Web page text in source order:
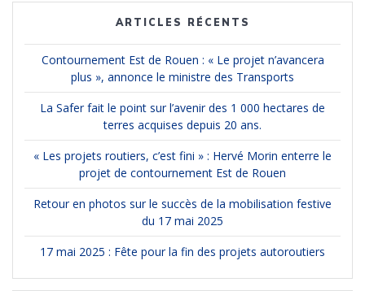
ARTICLES RÉCENTS
Contournement Est de Rouen : « Le projet n’avancera
plus », annonce le ministre des Transports
La Safer fait le point sur l’avenir des 1 000 hectares de
terres acquises depuis 20 ans.
« Les projets routiers, c’est fini » : Hervé Morin enterre le
projet de contournement Est de Rouen
Retour en photos sur le succès de la mobilisation festive
du 17 mai 2025
17 mai 2025 : Fête pour la fin des projets autoroutiers